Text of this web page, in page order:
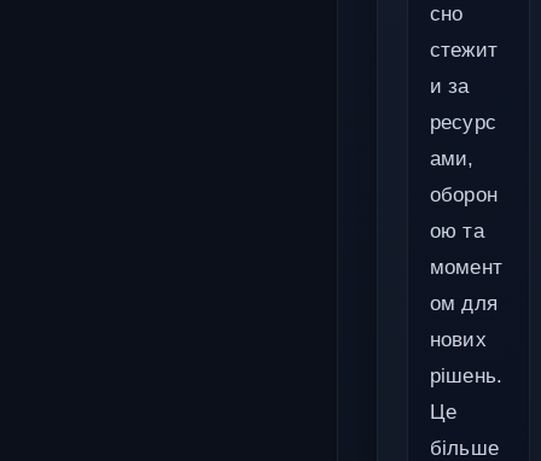
сно
стежит
и за
ресурс
ами,
оборон
ою та
момент
ом для
нових
рішень.
Це
більше